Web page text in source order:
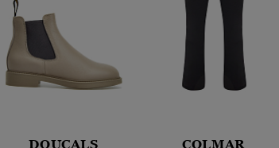
DOUCALS COLMAR